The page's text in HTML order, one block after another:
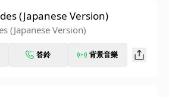
(Japanese Version)
(Japanese Version)
答鈴 背景音樂